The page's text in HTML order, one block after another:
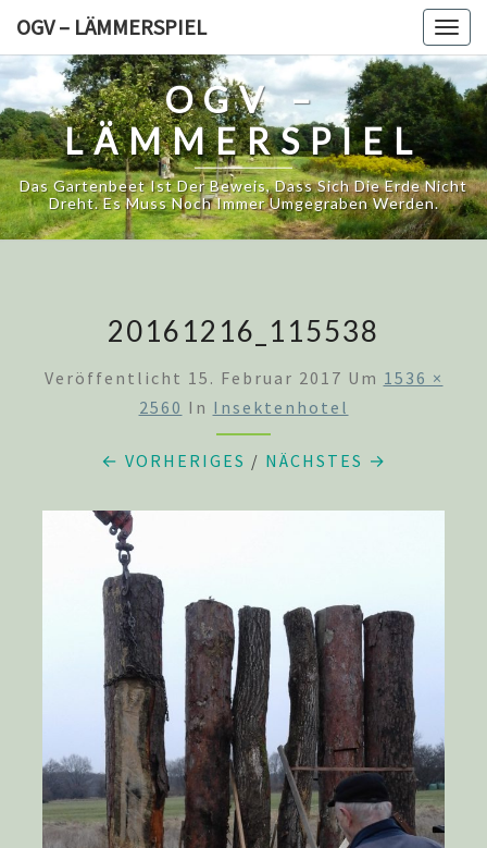
content
OGV – LÄMMERSPIEL
OGV –
LÄMMERSPIEL
Das Gartenbeet Ist Der Beweis, Dass Sich Die Erde Nicht
Dreht. Es Muss Noch Immer Umgegraben Werden.
20161216_115538
Veröffentlicht 15. Februar 2017 Um 1536 ×
2560 In Insektenhotel
← VORHERIGES / NÄCHSTES →